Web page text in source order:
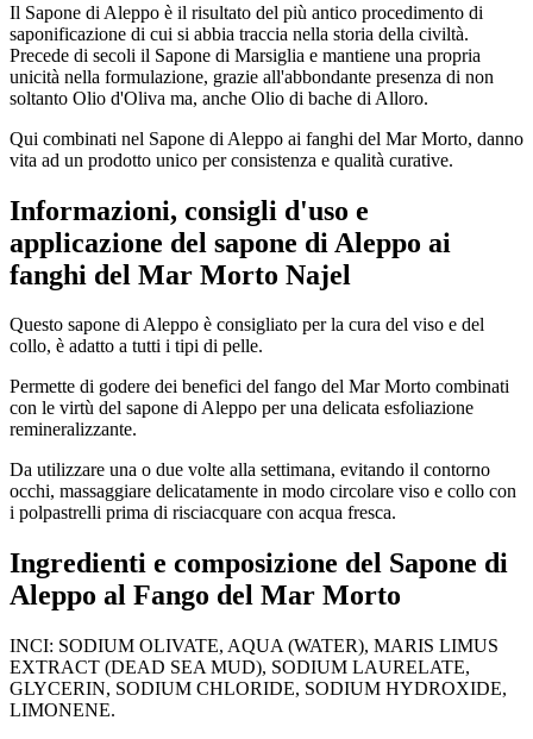
Il Sapone di Aleppo è il risultato del più antico procedimento di
saponificazione di cui si abbia traccia nella storia della civiltà.
Precede di secoli il Sapone di Marsiglia e mantiene una propria
unicità nella formulazione, grazie all'abbondante presenza di non
soltanto Olio d'Oliva ma, anche Olio di bache di Alloro.
Qui combinati nel Sapone di Aleppo ai fanghi del Mar Morto, danno
vita ad un prodotto unico per consistenza e qualità curative.
Informazioni, consigli d'uso e
applicazione del sapone di Aleppo ai
fanghi del Mar Morto Najel
Questo sapone di Aleppo è consigliato per la cura del viso e del
collo, è adatto a tutti i tipi di pelle.
Permette di godere dei benefici del fango del Mar Morto combinati
con le virtù del sapone di Aleppo per una delicata esfoliazione
remineralizzante.
Da utilizzare una o due volte alla settimana, evitando il contorno
occhi, massaggiare delicatamente in modo circolare viso e collo con
i polpastrelli prima di risciacquare con acqua fresca.
Ingredienti e composizione del Sapone di
Aleppo al Fango del Mar Morto
INCI: SODIUM OLIVATE, AQUA (WATER), MARIS LIMUS
EXTRACT (DEAD SEA MUD), SODIUM LAURELATE,
GLYCERIN, SODIUM CHLORIDE, SODIUM HYDROXIDE,
LIMONENE.